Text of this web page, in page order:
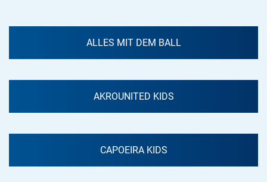
ALLES MIT DEM BALL
AKROUNITED KIDS
CAPOEIRA KIDS